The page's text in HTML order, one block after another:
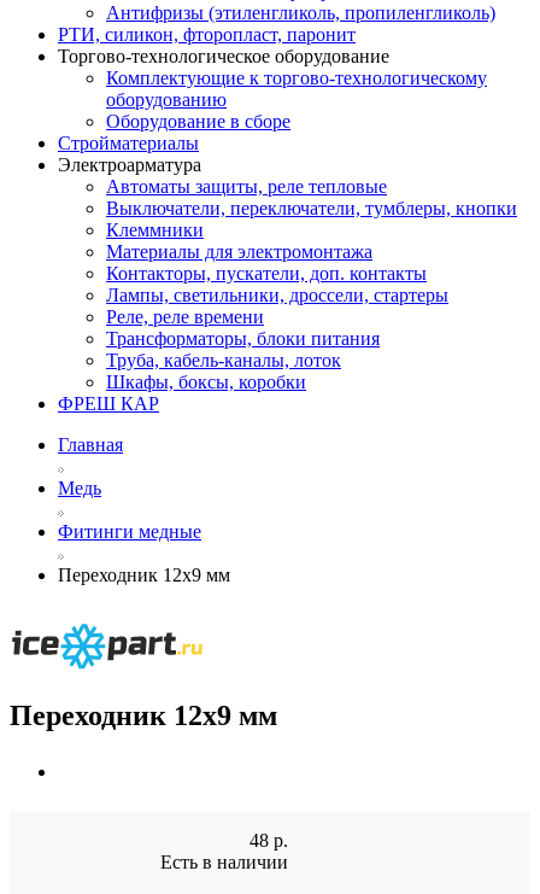
Антифризы (этиленгликоль, пропиленгликоль)
РТИ, силикон, фторопласт, паронит
Торгово-технологическое оборудование
Комплектующие к торгово-технологическому
оборудованию
Оборудование в сборе
Стройматериалы
Электроарматура
Автоматы защиты, реле тепловые
Выключатели, переключатели, тумблеры, кнопки
Клеммники
Материалы для электромонтажа
Контакторы, пускатели, доп. контакты
Лампы, светильники, дроссели, стартеры
Реле, реле времени
Трансформаторы, блоки питания
Труба, кабель-каналы, лоток
Шкафы, боксы, коробки
ФРЕШ КАР
Главная
Медь
Фитинги медные
Переходник 12x9 мм
Переходник 12x9 мм
48 р.
Есть в наличии